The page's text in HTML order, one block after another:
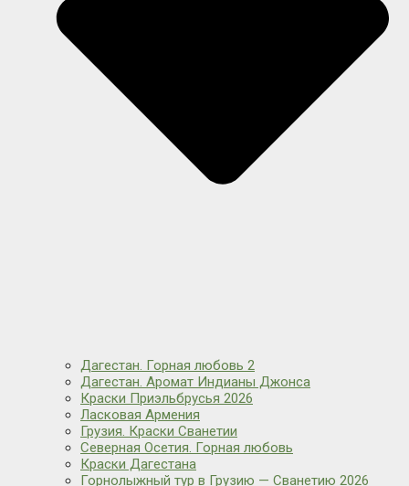
Дагестан. Горная любовь 2
Дагестан. Аромат Индианы Джонса
Краски Приэльбрусья 2026
Ласковая Армения
Грузия. Краски Сванетии
Северная Осетия. Горная любовь
Краски Дагестана
Горнолыжный тур в Грузию — Сванетию 2026